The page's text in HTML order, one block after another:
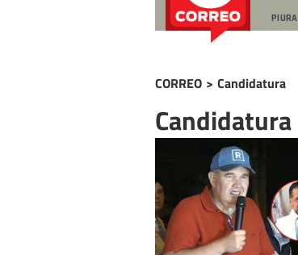
PIURA
CORREO > Candidatura
Candidatura